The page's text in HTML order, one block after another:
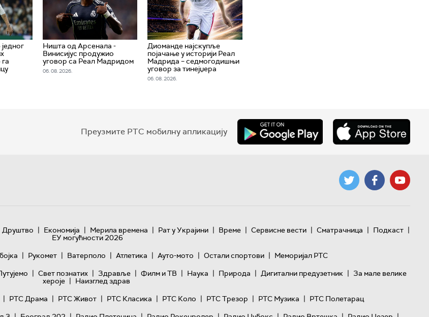
Ништа од Арсенала -
Винисијус продужио
уговор са Реал Мадридом
06. 08. 2026.
Диоманде најскупље
појачање у историји Реал
Мадрида – седмогодишњи
уговор за тинејџера
06. 08. 2026.
Преузмите РТС мобилну апликацију
Друштво | Економија | Мерила времена | Рат у Украјини | Време | Сервисне вести | Сматрачница | Подкаст |
ЕУ могућности 2026
| Рукомет | Ватерполо | Атлетика | Ауто-мото | Остали спортови | Меморијал РТС
| Свет познатих | Здравље | Филм и ТВ | Наука | Природа | Дигитални предузетник | За мале велике
хероје | Наизглед здрав
| РТС Драма | РТС Живот | РТС Класика | РТС Коло | РТС Трезор | РТС Музика | РТС Полетарац